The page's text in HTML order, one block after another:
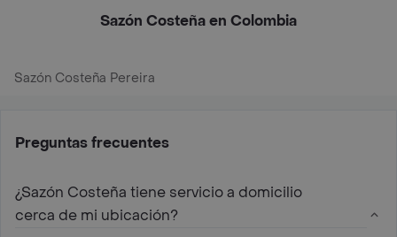
Sazón Costeña en Colombia
Sazón Costeña Pereira
Preguntas frecuentes
¿Sazón Costeña tiene servicio a domicilio
cerca de mi ubicación?